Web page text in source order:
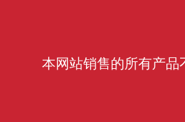
本网站销售的所有产